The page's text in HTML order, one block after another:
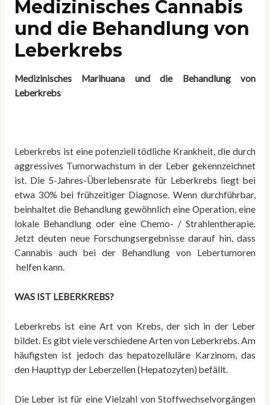
Medizinisches Cannabis
und die Behandlung von
Leberkrebs
Medizinisches Marihuana und die Behandlung von
Leberkrebs
Leberkrebs ist eine potenziell tödliche Krankheit, die durch
aggressives Tumorwachstum in der Leber gekennzeichnet
ist. Die 5-Jahres-Überlebensrate für Leberkrebs liegt bei
etwa 30% bei frühzeitiger Diagnose. Wenn durchführbar,
beinhaltet die Behandlung gewöhnlich eine Operation, eine
lokale Behandlung oder eine Chemo- / Strahlentherapie.
Jetzt deuten neue Forschungsergebnisse darauf hin, dass
Cannabis auch bei der Behandlung von Lebertumoren
helfen kann.
WAS IST LEBERKREBS?
Leberkrebs ist eine Art von Krebs, der sich in der Leber
bildet. Es gibt viele verschiedene Arten von Leberkrebs. Am
häufigsten ist jedoch das hepatozelluläre Karzinom, das
den Haupttyp der Leberzellen (Hepatozyten) befällt.
Die Leber ist für eine Vielzahl von Stoffwechselvorgängen